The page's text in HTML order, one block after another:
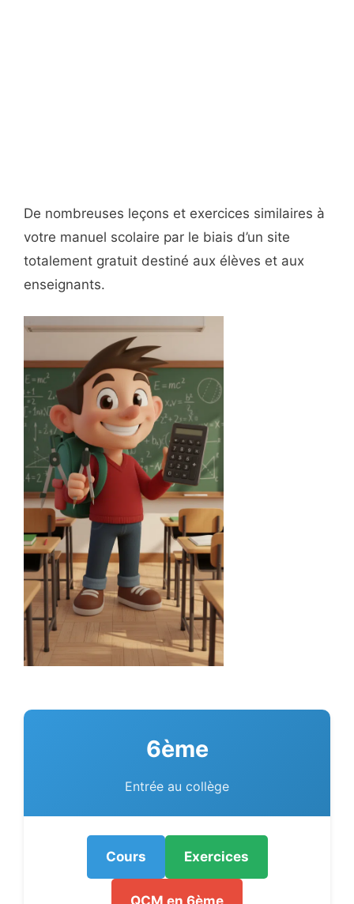
De nombreuses leçons et exercices similaires à
votre manuel scolaire par le biais d’un site
totalement gratuit destiné aux élèves et aux
enseignants.
6ème
Entrée au collège
Cours Exercices
QCM en 6ème